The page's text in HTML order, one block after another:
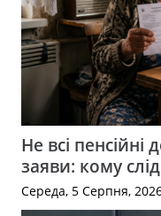
Не всі
заяви: кому
Середа, 5 Серпня,